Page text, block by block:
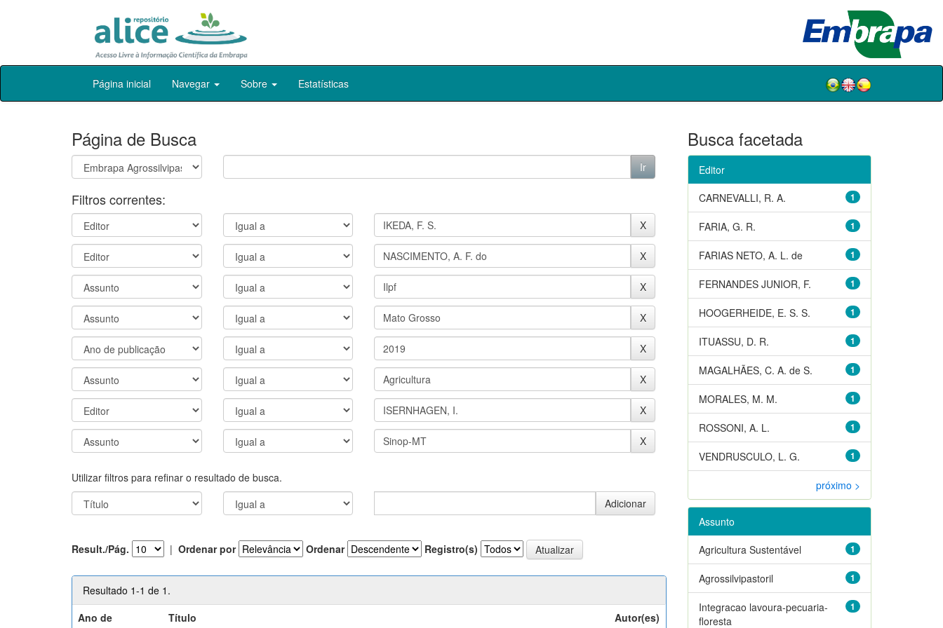
Skip
Página inicial Navegar Sobre Estatísticas
Página de Busca
Filtros correntes:
Utilizar filtros para refinar o resultado de busca.
Result./Pág. | Ordenar por Ordenar Registro(s)
Resultado 1-1 de 1.
Ano de
Título Autor(es)
Busca facetada
Editor
1
CARNEVALLI, R. A.
1
FARIA, G. R.
1
FARIAS NETO, A. L. de
1
FERNANDES JUNIOR, F.
1
HOOGERHEIDE, E. S. S.
1
ITUASSU, D. R.
1
MAGALHÃES, C. A. de S.
1
MORALES, M. M.
1
ROSSONI, A. L.
1
VENDRUSCULO, L. G.
próximo >
Assunto
1
Agricultura Sustentável
1
Agrossilvipastoril
1
Integracao lavoura-pecuaria-
floresta